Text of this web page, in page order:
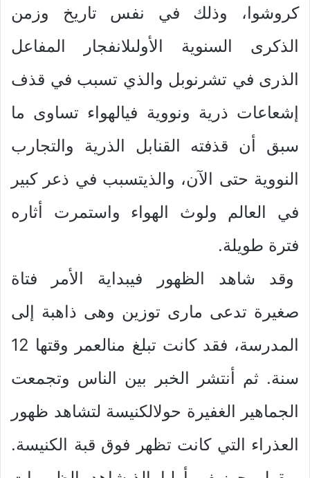
كروشوا، وذلك في نفس تاريخ وزمن
الذكرى السنوية الأولىلانفجار المفاعل
الذرى في تشرنوبل والذي تسبب في قذف
إشعاعات ذرية ونووية فيالهواء تساوى ما
سبق أن قذفته القنابل الذرية والتجارب
النووية حتى الآن، والذيتسبب في ذعر كبير
في العالم ولوث الهواء واستمرت أثاره
فترة طويلة.
وقد شاهد الظهور فيبداية الأمر فتاة
صغيرة تدعى مارى توزين وهى ذاهبة إلى
المدرسة، فقد كانت تبلغ منالعمر وقتها 12
سنة. ثم أنتشر الخبر بين الناس وتجمعت
الجماهير الغفيرة حولالكنيسة لتشاهد ظهور
العذراء التي كانت تظهر فوق قبة الكنيسة.